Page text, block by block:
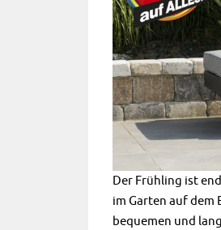
Der Frühling ist
im Garten auf dem
bequemen und